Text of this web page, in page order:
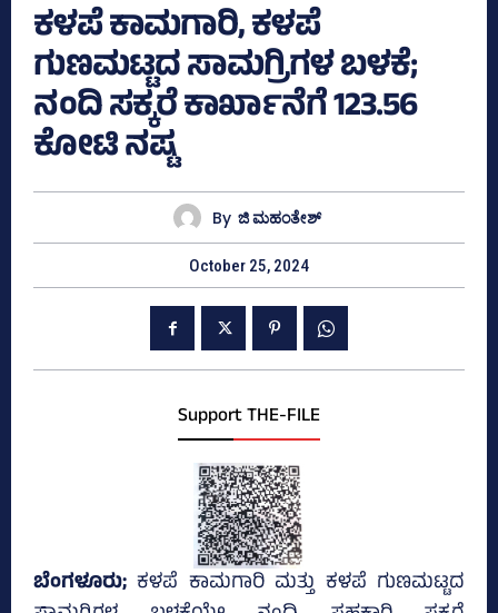
ಕಳಪೆ ಕಾಮಗಾರಿ, ಕಳಪೆ
ಗುಣಮಟ್ಟದ ಸಾಮಗ್ರಿಗಳ ಬಳಕೆ;
ನಂದಿ ಸಕ್ಕರೆ ಕಾರ್ಖಾನೆಗೆ 123.56
ಕೋಟಿ ನಷ್ಟ
By ಜಿ ಮಹಂತೇಶ್
October 25, 2024
Support THE-FILE
ಬೆಂಗಳೂರು; ಕಳಪೆ ಕಾಮಗಾರಿ ಮತ್ತು ಕಳಪೆ ಗುಣಮಟ್ಟದ